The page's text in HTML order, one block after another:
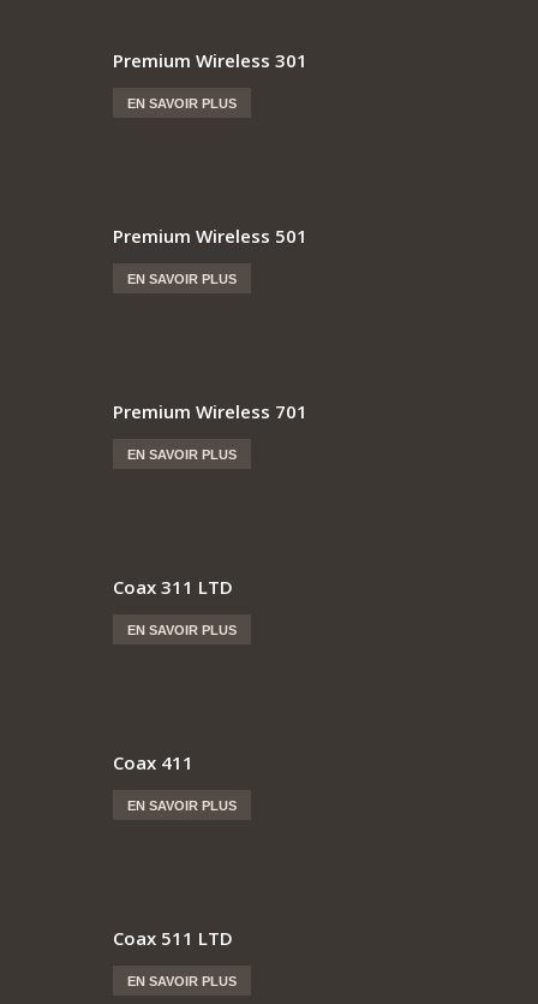
Premium Wireless 301
EN SAVOIR PLUS
Premium Wireless 501
EN SAVOIR PLUS
Premium Wireless 701
EN SAVOIR PLUS
Coax 311 LTD
EN SAVOIR PLUS
Coax 411
EN SAVOIR PLUS
Coax 511 LTD
EN SAVOIR PLUS